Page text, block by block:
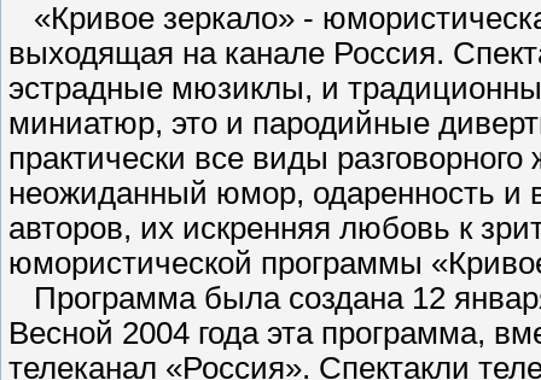
«Кривое зеркало» -
выходящая на канале Россия.
эстрадные мюзиклы, и
миниатюр, это и пародийные
практически все виды
неожиданный юмор, одаренность и
авторов, их искренняя любовь к
юмористической программы
Программа была создана 12
Весной 2004 года эта программа,
телеканал «Россия». Спектакли